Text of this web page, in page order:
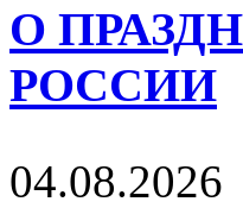
О
РОССИИ
04.08.2026